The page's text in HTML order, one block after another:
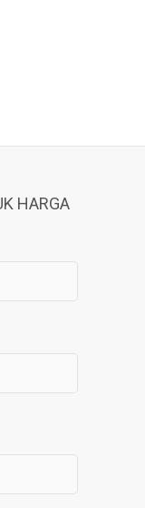
HARGA